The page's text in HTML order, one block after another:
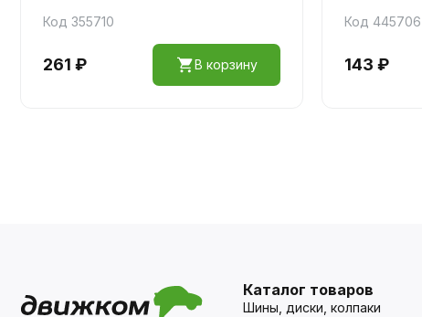
Код 355710
261 ₽ В корзину
Код 445706
143 ₽
Каталог товаров
Шины, диски, колпаки